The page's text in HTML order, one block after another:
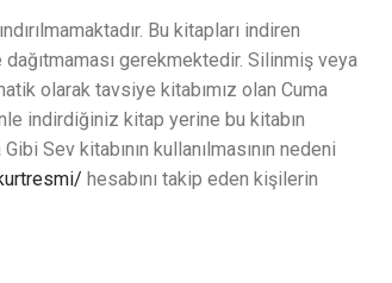
Bu kitapları indiren
gerekmektedir. Silinmiş veya
olarak tavsiye kitabımız olan Cuma
indirdiğiniz kitap yerine bu kitabın
Sev kitabının kullanılmasının nedeni
hesabını takip eden kişilerin